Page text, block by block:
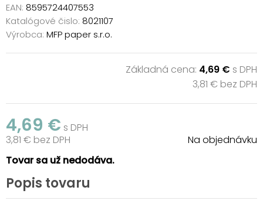
EAN: 8595724407553
Katalógové čislo: 8021107
Výrobca: MFP paper s.r.o.
Základná cena: 4,69 € s DPH
3,81 € bez DPH
4,69 € s DPH
3,81 € bez DPH
Na objednávku
Tovar sa už nedodáva.
Popis tovaru